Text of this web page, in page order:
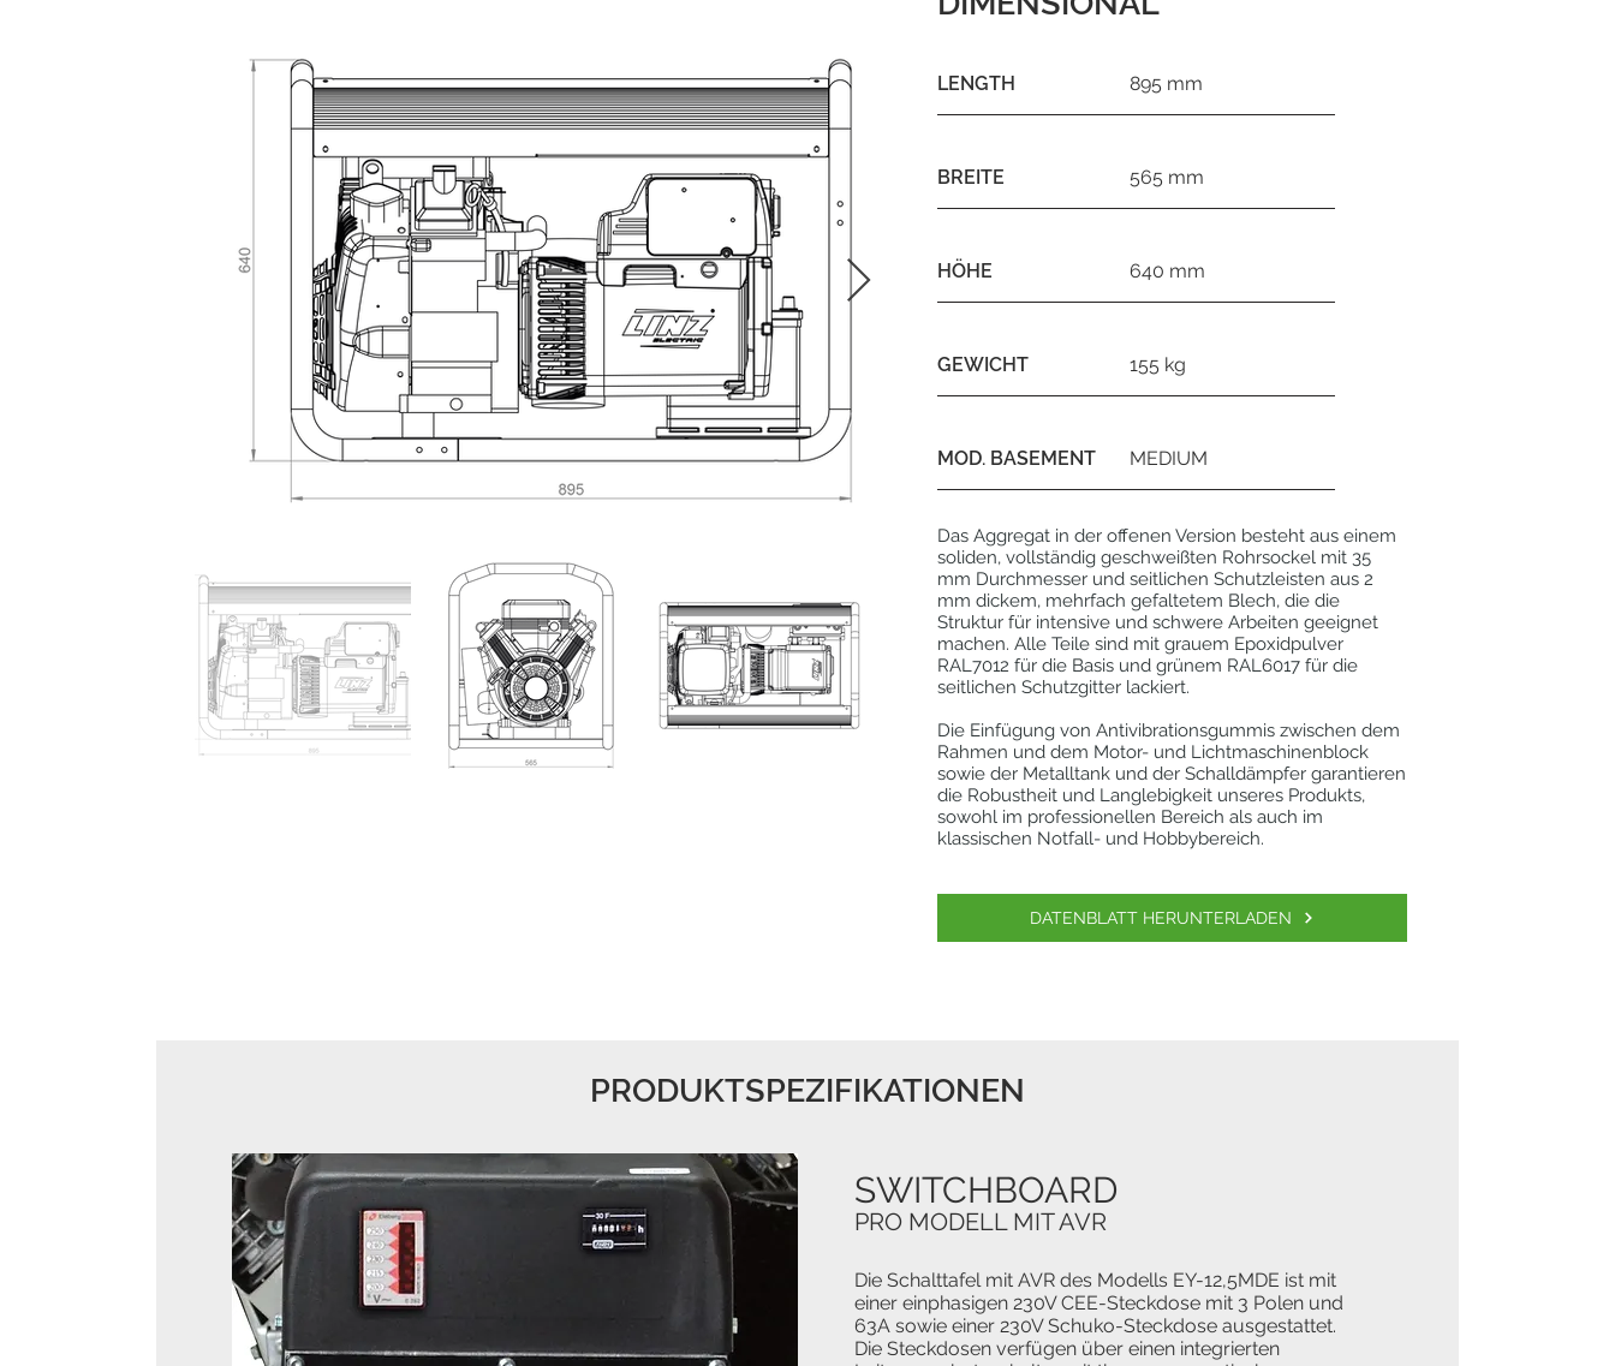
LENGTH 895 mm
BREITE 565 mm
HÖHE 640 mm
GEWICHT 155 kg
MOD. BASEMENT MEDIUM
Das Aggregat in der offenen Version besteht aus einem
soliden, vollständig geschweißten Rohrsockel mit 35
mm Durchmesser und seitlichen Schutzleisten aus 2
mm dickem, mehrfach gefaltetem Blech, die die
Struktur für intensive und schwere Arbeiten geeignet
machen. Alle Teile sind mit grauem Epoxidpulver
RAL7012 für die Basis und grünem RAL6017 für die
seitlichen Schutzgitter lackiert.
Die Einfügung von Antivibrationsgummis zwischen dem
Rahmen und dem Motor- und Lichtmaschinenblock
sowie der Metalltank und der Schalldämpfer garantieren
die Robustheit und Langlebigkeit unseres Produkts,
sowohl im professionellen Bereich als auch im
klassischen Notfall- und Hobbybereich.
DATENBLATT HERUNTERLADEN
PRODUKTSPEZIFIKATIONEN
SWITCHBOARD
PRO MODELL MIT AVR
Die Schalttafel mit AVR des Modells EY-12,5MDE ist mit
einer einphasigen 230V CEE-Steckdose mit 3 Polen und
63A sowie einer 230V Schuko-Steckdose ausgestattet.
Die Steckdosen verfügen über einen integrierten